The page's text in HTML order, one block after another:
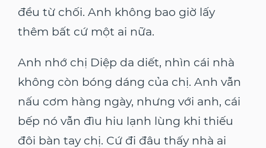
đều từ chối. Anh không bao giờ lấy
thêm bất cứ một ai nữa.
Anh nhớ chị Diệp da diết, nhìn cái nhà
không còn bóng dáng của chị. Anh vẫn
nấu cơm hàng ngày, nhưng với anh, cái
bếp nó vẫn đìu hiu lạnh lùng khi thiếu
đôi bàn tay chị. Cứ đi đâu thấy nhà ai